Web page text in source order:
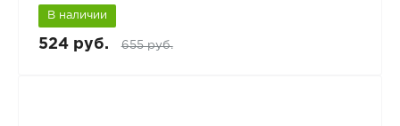
В наличии
524 руб. 655 руб.